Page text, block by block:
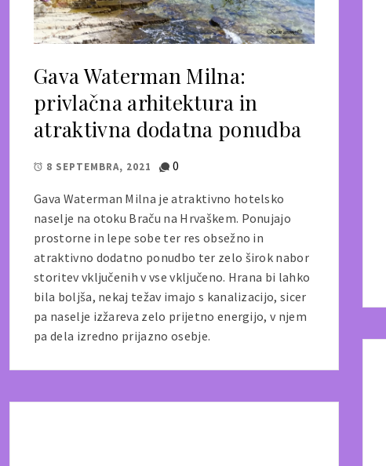
Gava Waterman Milna:
privlačna arhitektura in
atraktivna dodatna ponudba
8 SEPTEMBRA, 2021 0
Gava Waterman Milna je atraktivno hotelsko
naselje na otoku Braču na Hrvaškem. Ponujajo
prostorne in lepe sobe ter res obsežno in
atraktivno dodatno ponudbo ter zelo širok nabor
storitev vključenih v vse vključeno. Hrana bi lahko
bila boljša, nekaj težav imajo s kanalizacijo, sicer
pa naselje izžareva zelo prijetno energijo, v njem
pa dela izredno prijazno osebje.